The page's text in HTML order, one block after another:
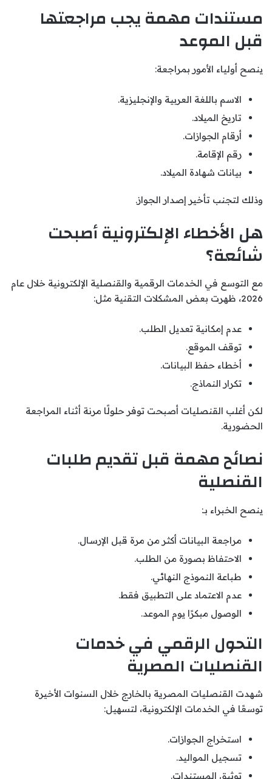
مستندات مهمة يجب مراجعتها
قبل الموعد
ينصح أولياء الأمور بمراجعة:
الاسم باللغة العربية والإنجليزية.
تاريخ الميلاد.
أرقام الجوازات.
رقم الإقامة.
بيانات شهادة الميلاد.
وذلك لتجنب تأخير إصدار الجواز.
هل الأخطاء الإلكترونية أصبحت
شائعة؟
مع التوسع في الخدمات الرقمية والقنصلية الإلكترونية خلال عام
2026، ظهرت بعض المشكلات التقنية مثل:
عدم إمكانية تعديل الطلب.
توقف الموقع.
أخطاء حفظ البيانات.
تكرار النماذج.
لكن أغلب القنصليات أصبحت توفر حلولًا مرنة أثناء المراجعة
الحضورية.
نصائح مهمة قبل تقديم طلبات
القنصلية
ينصح الخبراء بـ:
مراجعة البيانات أكثر من مرة قبل الإرسال.
الاحتفاظ بصورة من الطلب.
طباعة النموذج النهائي.
عدم الاعتماد على التطبيق فقط.
الوصول مبكرًا يوم الموعد.
التحول الرقمي في خدمات
القنصليات المصرية
شهدت القنصليات المصرية بالخارج خلال السنوات الأخيرة
توسعًا في الخدمات الإلكترونية، لتسهيل:
استخراج الجوازات.
تسجيل المواليد.
توثيق المستندات.